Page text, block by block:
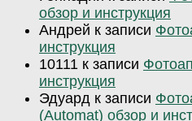
обзор и инструкция
Андрей к записи
инструкция
10111 к записи
инструкция
Эдуард к записи
(Automat) обзор и